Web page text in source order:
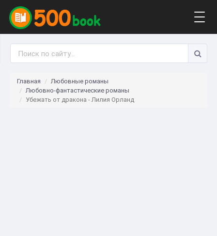
Главная
Любовные романы
Любовно-фантастические романы
Убежать от дракона - Лилия Орланд